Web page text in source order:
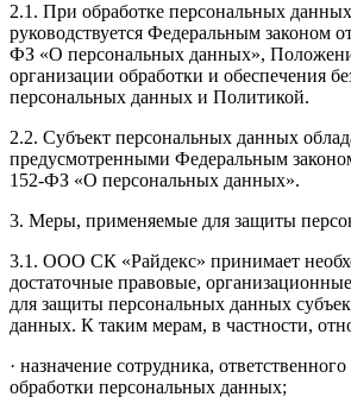
2.1. При обработке персональных
руководствуется Федеральным законом
ФЗ «О персональных данных»,
организации обработки и обеспечения
персональных данных и Политикой.
2.2. Субъект персональных данных
предусмотренными Федеральным
152-ФЗ «О персональных данных».
3. Меры, применяемые для защиты
3.1. ООО СК «Райдекс» принимает
достаточные правовые,
для защиты персональных данных
данных. К таким мерам, в частности,
· назначение сотрудника,
обработки персональных данных;